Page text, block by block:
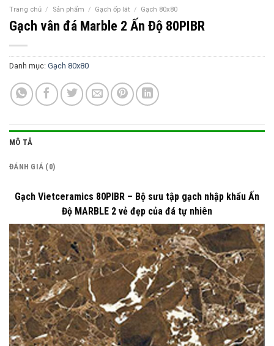
Trang chủ / Sản phẩm / Gạch ốp lát / Gạch 80x80
Gạch vân đá Marble 2 Ấn Độ 80PIBR
Danh mục: Gạch 80x80
MÔ TẢ
ĐÁNH GIÁ (0)
Gạch Vietceramics 80PIBR – Bộ sưu tập gạch nhập khẩu Ấn
Độ MARBLE 2 vẻ đẹp của đá tự nhiên